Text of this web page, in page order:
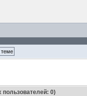
пользователей: 0)